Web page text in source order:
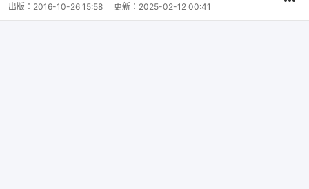
出版： 2016-10-26 15:58 更新： 2025-02-12 00:41